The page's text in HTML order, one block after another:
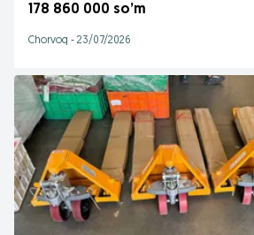
178 860 000 so’m
Chorvoq - 23/07/2026